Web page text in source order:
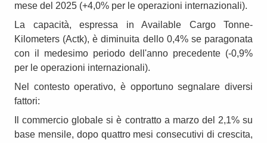
mese del 2025 (+4,0% per le operazioni internazionali).
La capacità, espressa in Available Cargo Tonne-
Kilometers (Actk), è diminuita dello 0,4% se paragonata
con il medesimo periodo dell'anno precedente (-0,9%
per le operazioni internazionali).
Nel contesto operativo, è opportuno segnalare diversi
fattori:
Il commercio globale si è contratto a marzo del 2,1% su
base mensile, dopo quattro mesi consecutivi di crescita,